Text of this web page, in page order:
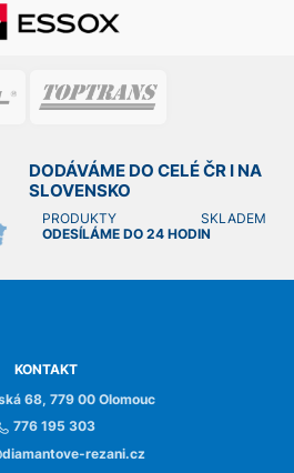
DODÁVÁME DO CELÉ ČR I NA
SLOVENSKO
PRODUKTY SKLADEM
ODESÍLÁME DO 24 HODIN
KONTAKT
68, 779 00 Olomouc
776 195 303
rezani.cz